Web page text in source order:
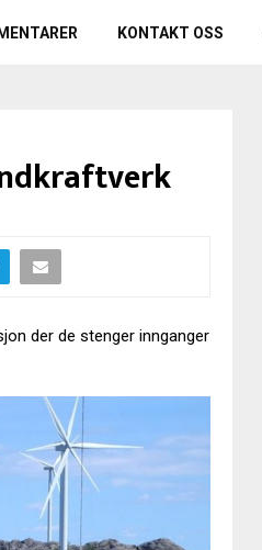
KONTAKT OSS
der de stenger innganger